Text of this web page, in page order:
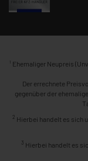
1 Ehemaliger Neupreis
Der errechnete
gegenüber der
2 Hierbei handelt es sich
3 Hierbei handelt es